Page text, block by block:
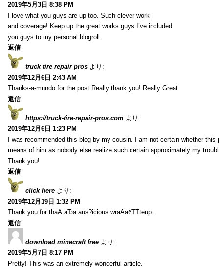
2019年5月3日 8:38 PM
I love what you guys are up too. Such clever work
and coverage! Keep up the great works guys I’ve included
you guys to my personal blogroll.
返信
truck tire repair pros より:
2019年12月6日 2:43 AM
Thanks-a-mundo for the post.Really thank you! Really Great.
返信
https://truck-tire-repair-pros.com より:
2019年12月6日 1:23 PM
I was recommended this blog by my cousin. I am not certain whether this
means of him as nobody else realize such certain approximately my
Thank you!
返信
click here より:
2019年12月19日 1:32 PM
Thank you for thаА аЂа aus?icious wrаАабТТteup.
返信
download minecraft free より:
2019年5月7日 8:17 PM
Pretty! This was an extremely wonderful article.